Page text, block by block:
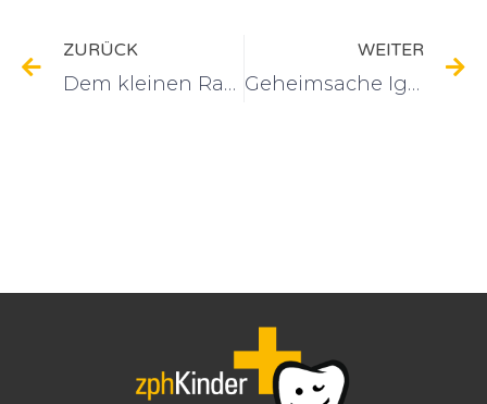
ZURÜCK
Dem kleinen Rahim geht es wieder gut
WEITER
Geheimsache Igel